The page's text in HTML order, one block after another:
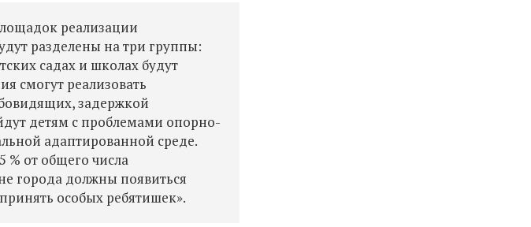
реализации
разделены на три группы:
садах и школах будут
смогут реализовать
задержкой
детям с проблемами опорно-
адаптированной среде.
% от общего числа
города должны появиться
особых ребятишек».